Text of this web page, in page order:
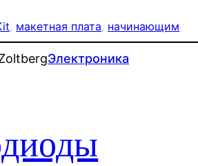
, макетная плата, начинающим
Электроника